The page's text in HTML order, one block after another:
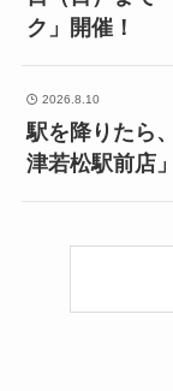
ク」開催！
2026.8.10
駅を降りたら
津若松駅前店